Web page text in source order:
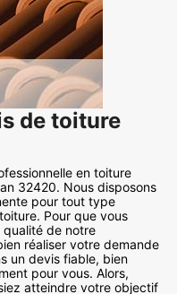
de toiture
en toiture
32420. Nous disposons
pour tout type
Pour que vous
qualité de notre
réaliser votre demande
un devis fiable, bien
pour vous. Alors,
atteindre votre objectif